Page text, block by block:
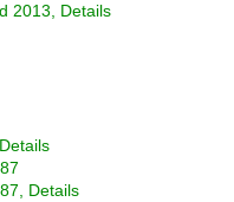
2013, Details
Details